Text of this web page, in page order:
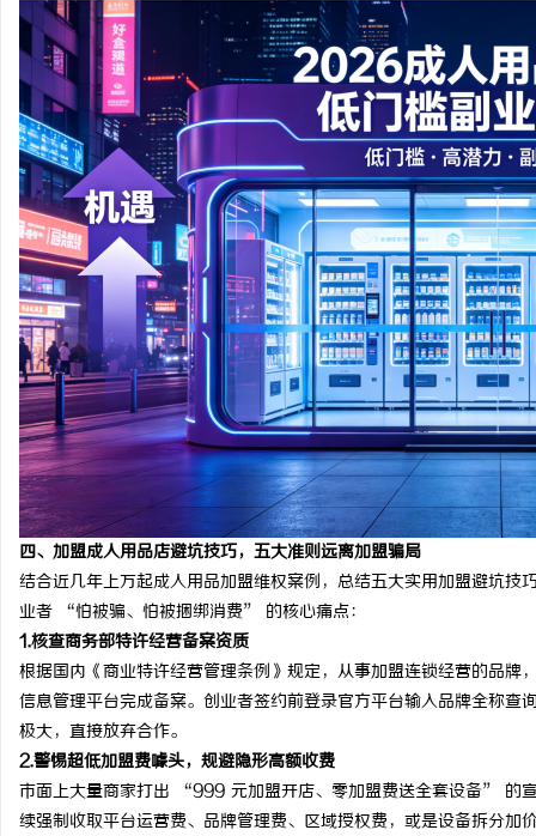
四、加盟成人用品店避坑技巧，五大准则远离加盟骗局
结合近几年上万起成人用品加盟维权案例，总结五大实用加盟避坑
业者 “怕被骗、怕被捆绑消费” 的核心痛点：
1.核查商务部特许经营备案资质
根据国内《商业特许经营管理条例》规定，从事加盟连锁经营的品
信息管理平台完成备案。创业者签约前登录官方平台输入品牌全称
极大，直接放弃合作。
2.警惕超低加盟费噱头，规避隐形高额收费
市面上大量商家打出 “999 元加盟开店、零加盟费送全套设备” 的
续强制收取平台运营费、品牌管理费、区域授权费，或是设备拆分